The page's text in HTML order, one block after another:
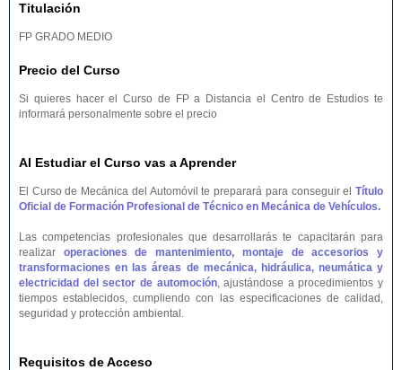
Titulación
FP GRADO MEDIO
Precio del Curso
Si quieres hacer el Curso de FP a Distancia el Centro de Estudios te
informará personalmente sobre el precio
Al Estudiar el Curso vas a Aprender
El Curso de Mecánica del Automóvil te preparará para conseguir el Título
Oficial de Formación Profesional de Técnico en Mecánica de Vehículos.
Las competencias profesionales que desarrollarás te capacitarán para
realizar operaciones de mantenimiento, montaje de accesorios y
transformaciones en las áreas de mecánica, hidráulica, neumática y
electricidad del sector de automoción, ajustándose a procedimientos y
tiempos establecidos, cumpliendo con las especificaciones de calidad,
seguridad y protección ambiental.
Requisitos de Acceso